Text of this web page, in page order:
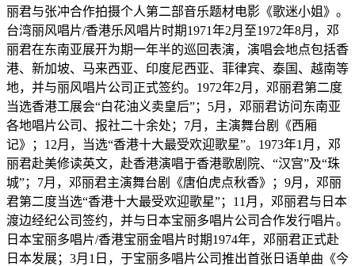
丽君与张冲合作拍摄个人第二部音乐题材电影《歌迷小姐》。
台湾丽风唱片/香港乐风唱片时期1971年2月至1972年8月，邓
丽君在东南亚展开为期一年半的巡回表演，演唱会地点包括香
港、新加坡、马来西亚、印度尼西亚、菲律宾、泰国、越南等
地，并与丽风唱片公司正式签约。1972年2月，邓丽君第二度
当选香港工展会“白花油义卖皇后”；5月，邓丽君访问东南亚
各地唱片公司、报社二十余处；7月，主演舞台剧《西厢
记》；12月，当选“香港十大最受欢迎歌星”。1973年1月，邓
丽君赴美修读英文，赴香港演唱于香港歌剧院、“汉宫”及“珠
城”；7月，邓丽君主演舞台剧《唐伯虎点秋香》；9月，邓丽
君第二度当选“香港十大最受欢迎歌星”；11月，邓丽君与日本
渡边经纪公司签约，并与日本宝丽多唱片公司合作发行唱片。
日本宝丽多唱片/香港宝丽金唱片时期​​1974年，邓丽君正式赴
日本发展；3月1日，于宝丽多唱片公司推出首张日语单曲《今